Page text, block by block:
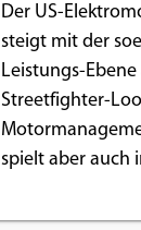
Der US-
steigt mit der
Leistungs-
Streetfighter-
spielt aber auch